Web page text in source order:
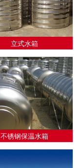
立式水箱
不锈钢保温水箱